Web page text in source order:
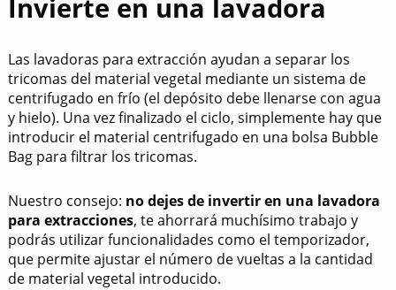
Invierte en una lavadora
Las lavadoras para extracción ayudan a separar los
tricomas del material vegetal mediante un sistema de
centrifugado en frío (el depósito debe llenarse con agua
y hielo). Una vez finalizado el ciclo, simplemente hay que
introducir el material centrifugado en una bolsa Bubble
Bag para filtrar los tricomas.
Nuestro consejo: no dejes de invertir en una lavadora
para extracciones, te ahorrará muchísimo trabajo y
podrás utilizar funcionalidades como el temporizador,
que permite ajustar el número de vueltas a la cantidad
de material vegetal introducido.